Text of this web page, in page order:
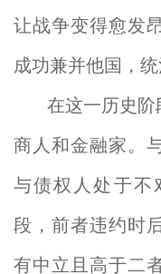
让战争变得愈发
成功兼并他国，
在这一历史
商人和金融家。
与债权人处于不
段，前者违约时
有中立且高于二